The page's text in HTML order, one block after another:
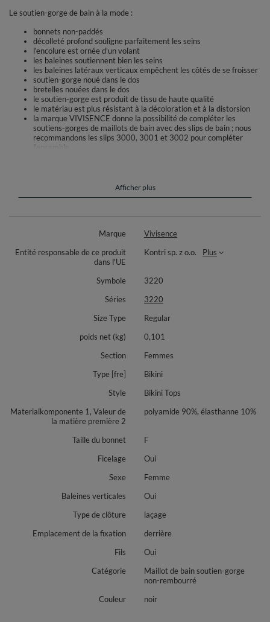
Le soutien-gorge de bain à la mode :
bonnets non-paddés
décolleté profond souligne parfaitement les seins
l'encolure est ornée d'un volant
les baleines soutiennent bien les seins
les baleines latéraux verticaux empêchent les côtés de se froisser
soutien-gorge noué dans le dos
bretelles nouées dans le dos
le soutien-gorge est produit de tissu de haute qualité
le matériau est plus résistant à la décoloration et à la distorsion
la marque VIVISENCE donne la possibilité de compléter les
soutiens-gorges de maillots de bain avec des slips de bain ; nous
recommandons les slips 3000, 3001 et 3002 pour compléter
l'ensemble
Couleur noire : Tissu extérieur : 90% polyamide, 10% élasthanne.
Doublure : 100% polyamide. Maille : 80% polyamide, 20% élasthanne..
Doublure : 100% polyamide. Maille : 77% polyamide, 23% élasthanne.
Afficher plus
Marque
Vivisence
Entité responsable de ce produit
dans l'UE
Kontri sp. z o.o. Plus
Symbole
3220
Séries
3220
Size Type
Regular
poids net (kg)
0,101
Section
Femmes
Type [fre]
Bikini
Style
Bikini Tops
Materialkomponente 1, Valeur de
la matière première 2
polyamide 90%, élasthanne 10%
Taille du bonnet
F
Ficelage
Oui
Sexe
Femme
Baleines verticales
Oui
Type de clôture
laçage
Emplacement de la fixation
derrière
Fils
Oui
Catégorie
Maillot de bain soutien-gorge
non-rembourré
Couleur
noir